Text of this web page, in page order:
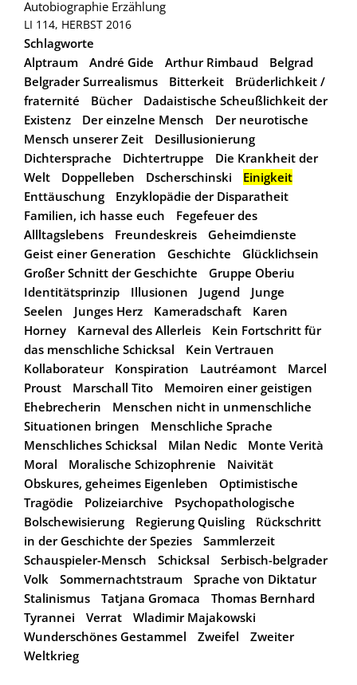
Autobiographie Erzählung
LI 114, HERBST 2016
Schlagworte
Alptraum
André Gide Arthur Rimbaud
Belgrad
Belgrader Surrealismus
Bitterkeit
Brüderlichkeit /
fraternité
Bücher
Dadaistische Scheußlichkeit der
Existenz
Der einzelne Mensch
Der neurotische
Mensch unserer Zeit
Desillusionierung
Dichtersprache
Dichtertruppe
Die Krankheit der
Welt
Doppelleben Dscherschinski
Einigkeit
Enttäuschung
Enzyklopädie der Disparatheit
Familien, ich hasse euch
Fegefeuer des
Allltagslebens
Freundeskreis
Geheimdienste
Geist einer Generation
Geschichte
Glücklichsein
Großer Schnitt der Geschichte
Gruppe Oberiu
Identitätsprinzip
Illusionen Jugend
Junge
Seelen
Junges Herz Kameradschaft
Karen
Horney
Karneval des Allerleis
Kein Fortschritt für
das menschliche Schicksal
Kein Vertrauen
Kollaborateur
Konspiration Lautréamont
Marcel
Proust
Marschall Tito
Memoiren einer geistigen
Ehebrecherin
Menschen nicht in unmenschliche
Situationen bringen
Menschliche Sprache
Menschliches Schicksal
Milan Nedic
Monte Verità
Moral
Moralische Schizophrenie
Naivität
Obskures, geheimes Eigenleben
Optimistische
Tragödie
Polizeiarchive
Psychopathologische
Bolschewisierung
Regierung Quisling
Rückschritt
in der Geschichte der Spezies
Sammlerzeit
Schauspieler-Mensch
Schicksal
Serbisch-belgrader
Volk
Sommernachtstraum
Sprache von Diktatur
Stalinismus
Tatjana Gromaca
Thomas Bernhard
Tyrannei
Verrat
Wladimir Majakowski
Wunderschönes Gestammel
Zweifel
Zweiter
Weltkrieg